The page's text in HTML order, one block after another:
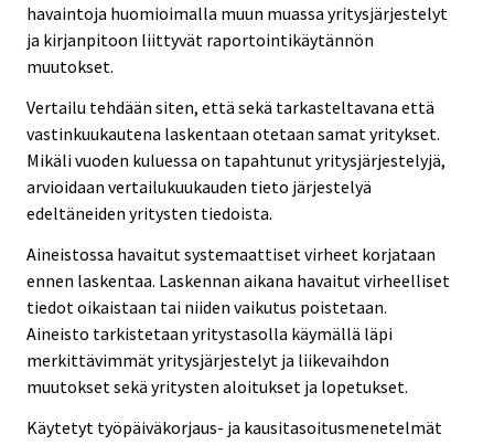
havaintoja huomioimalla muun muassa yritysjärjestelyt
ja kirjanpitoon liittyvät raportointikäytännön
muutokset.
Vertailu tehdään siten, että sekä tarkasteltavana että
vastinkuukautena laskentaan otetaan samat yritykset.
Mikäli vuoden kuluessa on tapahtunut yritysjärjestelyjä,
arvioidaan vertailukuukauden tieto järjestelyä
edeltäneiden yritysten tiedoista.
Aineistossa havaitut systemaattiset virheet korjataan
ennen laskentaa. Laskennan aikana havaitut virheelliset
tiedot oikaistaan tai niiden vaikutus poistetaan.
Aineisto tarkistetaan yritystasolla käymällä läpi
merkittävimmät yritysjärjestelyt ja liikevaihdon
muutokset sekä yritysten aloitukset ja lopetukset.
Käytetyt työpäiväkorjaus- ja kausitasoitusmenetelmät